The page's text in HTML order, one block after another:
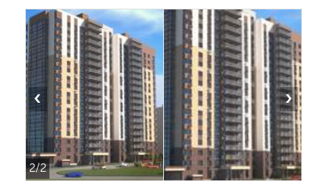
2/2
‹ ›